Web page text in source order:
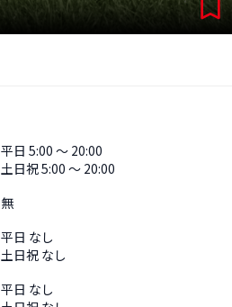
平日 5:00 〜 20:00
土日祝5:00 〜 20:00
無
平日 なし
土日祝 なし
平日 なし